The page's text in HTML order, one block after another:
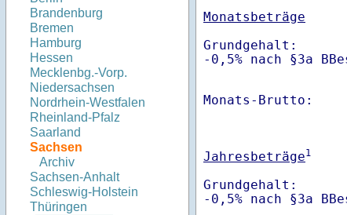
Brandenburg
Bremen
Hamburg
Hessen
Mecklenbg.-Vorp.
Niedersachsen
Nordrhein-Westfalen
Rheinland-Pfalz
Saarland
Sachsen
Archiv
Sachsen-Anhalt
Schleswig-Holstein
Thüringen
Monatsbeträge
Grundgehalt:
-0,5% nach §3a
Monats-
Jahresbeträge1
Grundgehalt:
-0,5% nach §3a